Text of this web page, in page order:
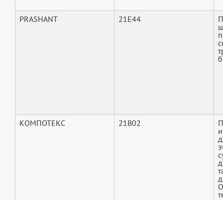
PRASHANT 21E44
КОМПОТЕКС 21B02